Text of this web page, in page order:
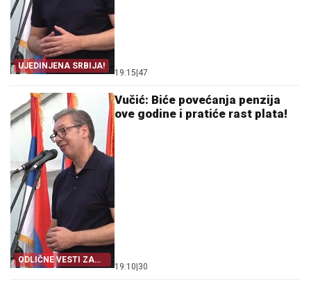
UJEDINJENA SRBIJA!
19:15 47
ODLIČNE VESTI ZA
PENZIONERE
Vučić: Biće povećanja penzija
ove godine i pratiće rast plata!
19:10 30